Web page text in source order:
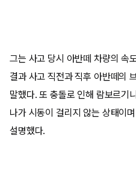
그는 사고 당시 아반떼 차량의 속
결과 사고 직전과 직후 아반떼의
말했다. 또 충돌로 인해 람보르기
나가 시동이 걸리지 않는 상태이
설명했다.